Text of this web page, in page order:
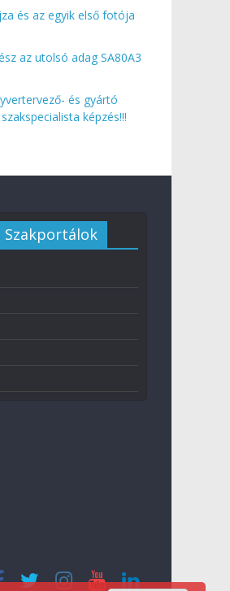
és az egyik első fotója
az utolsó adag SA80A3
és gyártó
képzés!!!
Szakportálok